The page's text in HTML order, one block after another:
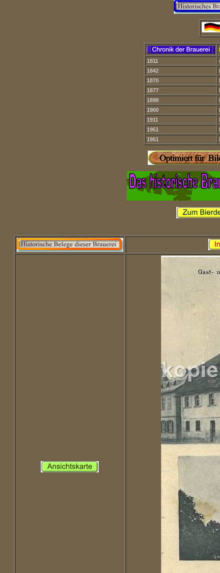
1811
1842
1870
1877
1898
1900
1911
1951
1951